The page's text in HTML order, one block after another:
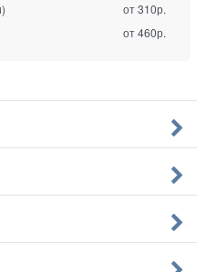
от 310р.
от 460р.